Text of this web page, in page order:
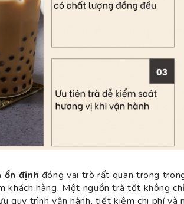
ổn định đóng vai trò rất quan trọng
khách hàng. Một nguồn trà tốt không
quy trình vận hành, tiết kiệm chi phí và